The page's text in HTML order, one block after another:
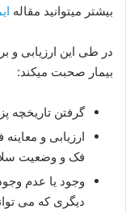
بیشتر میتوانید مقاله
در طی این ارزیابی و
بیمار صحبت میکند:
گرفتن تاریخچه
ارزیابی و
فک و وضعیت
وجود یا عدم
دیگری که می